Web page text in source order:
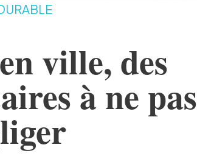
ville, des
à ne pas